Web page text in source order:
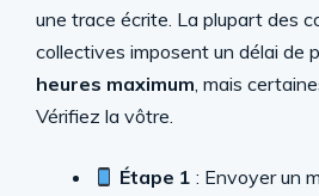
une trace écrite. La plupart des
collectives imposent un délai de
heures maximum, mais
Vérifiez la vôtre.
Étape 1 : Envoyer un